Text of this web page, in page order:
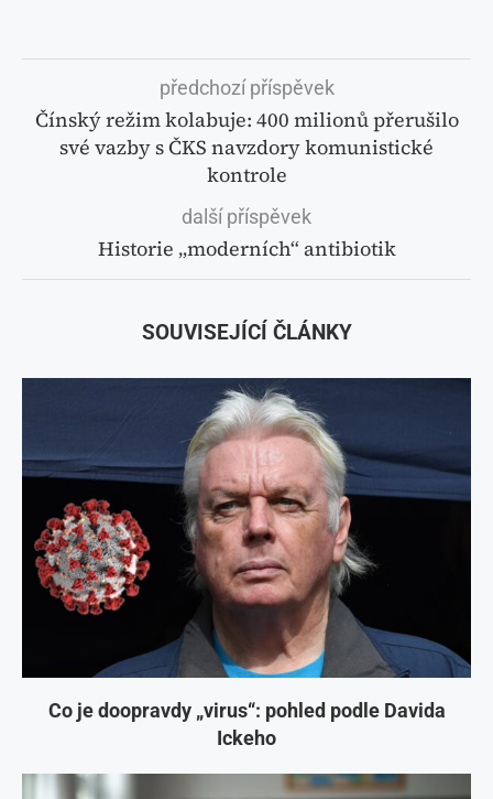
předchozí příspěvek
Čínský režim kolabuje: 400 milionů přerušilo
své vazby s ČKS navzdory komunistické
kontrole
další příspěvek
Historie „moderních“ antibiotik
SOUVISEJÍCÍ ČLÁNKY
Co je doopravdy „virus“: pohled podle Davida
Ickeho